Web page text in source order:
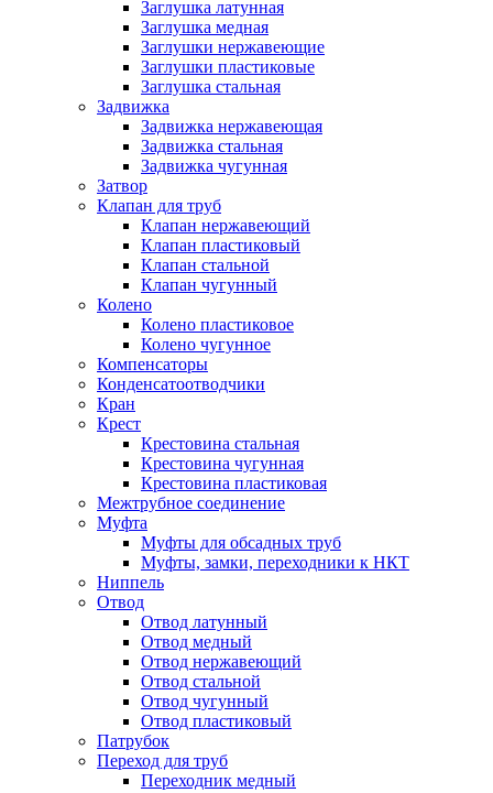
Заглушка латунная
Заглушка медная
Заглушки нержавеющие
Заглушки пластиковые
Заглушка стальная
Задвижка
Задвижка нержавеющая
Задвижка стальная
Задвижка чугунная
Затвор
Клапан для труб
Клапан нержавеющий
Клапан пластиковый
Клапан стальной
Клапан чугунный
Колено
Колено пластиковое
Колено чугунное
Компенсаторы
Конденсатоотводчики
Кран
Крест
Крестовина стальная
Крестовина чугунная
Крестовина пластиковая
Межтрубное соединение
Муфта
Муфты для обсадных труб
Муфты, замки, переходники к НКТ
Ниппель
Отвод
Отвод латунный
Отвод медный
Отвод нержавеющий
Отвод стальной
Отвод чугунный
Отвод пластиковый
Патрубок
Переход для труб
Переходник медный